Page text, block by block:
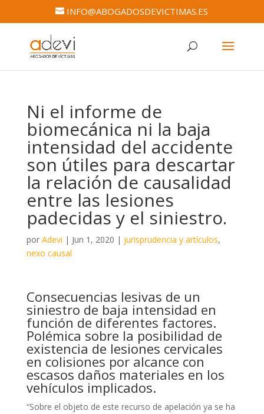
INFO@ABOGADOSDEVICTIMAS.ES
Ni el informe de
biomecánica ni la baja
intensidad del accidente
son útiles para descartar
la relación de causalidad
entre las lesiones
padecidas y el siniestro.
por Adevi | Jun 1, 2020 | jurisprudencia y artículos,
nexo causal
Consecuencias lesivas de un
siniestro de baja intensidad en
función de diferentes factores.
Polémica sobre la posibilidad de
existencia de lesiones cervicales
en colisiones por alcance con
escasos daños materiales en los
vehículos implicados.
“Sobre el objeto de este recurso de apelación ya se ha